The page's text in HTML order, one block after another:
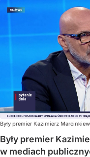
Były premier Kazimierz
Były premier
w mediach